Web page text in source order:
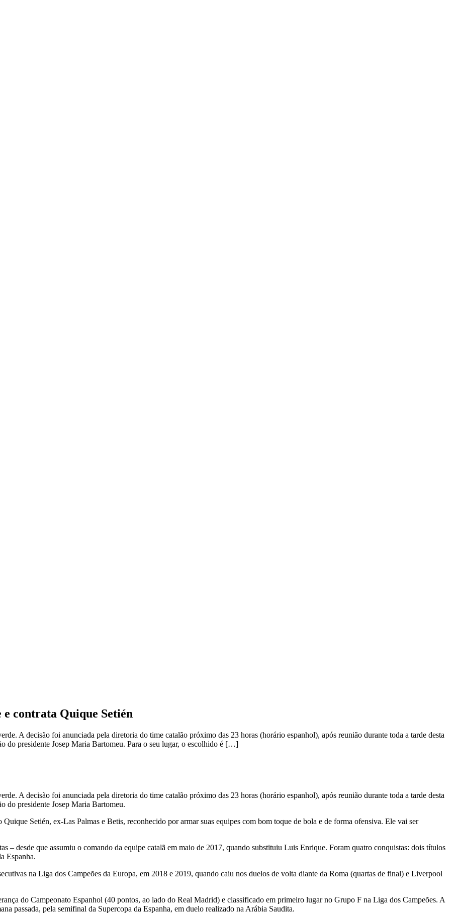
contrata Quique Setién
A decisão foi anunciada pela diretoria do time catalão próximo das 23 horas (horário espanhol), após reunião durante toda a tarde desta
do presidente Josep Maria Bartomeu. Para o seu lugar, o escolhido é […]
A decisão foi anunciada pela diretoria do time catalão próximo das 23 horas (horário espanhol), após reunião durante toda a tarde desta
do presidente Josep Maria Bartomeu.
Setién, ex-Las Palmas e Betis, reconhecido por armar suas equipes com bom toque de bola e de forma ofensiva. Ele vai ser
– desde que assumiu o comando da equipe catalã em maio de 2017, quando substituiu Luis Enrique. Foram quatro conquistas: dois títulos
Espanha.
na Liga dos Campeões da Europa, em 2018 e 2019, quando caiu nos duelos de volta diante da Roma (quartas de final) e Liverpool
do Campeonato Espanhol (40 pontos, ao lado do Real Madrid) e classificado em primeiro lugar no Grupo F na Liga dos Campeões. A
passada, pela semifinal da Supercopa da Espanha, em duelo realizado na Arábia Saudita.